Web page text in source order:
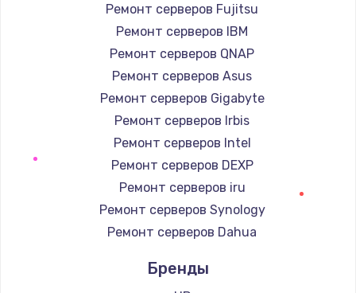
Замена конфорки
1100 руб.
Заказать
Замена платы сенсора
900 руб.
Заказать
Замена регулятора режимов конфорки
900 руб.
Заказать
Замена сенсорного датчика
Ремонт серверов Fujitsu
Ремонт серверов IBM
Ремонт серверов QNAP
Ремонт серверов Asus
Ремонт серверов Gigabyte
Ремонт серверов Irbis
Ремонт серверов Intel
Ремонт серверов DEXP
Ремонт серверов iru
Ремонт серверов Synology
Ремонт серверов Dahua
Бренды